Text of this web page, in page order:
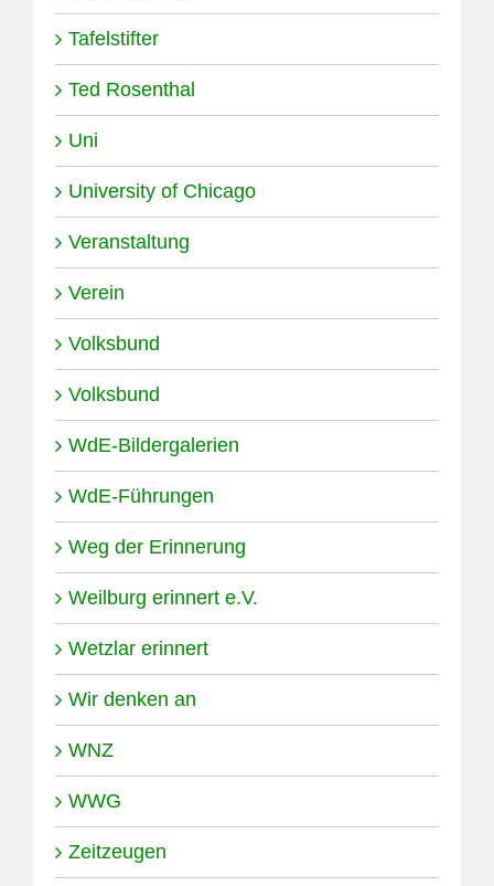
Tafelstifter
Ted Rosenthal
Uni
University of Chicago
Veranstaltung
Verein
Volksbund
Volksbund
WdE-Bildergalerien
WdE-Führungen
Weg der Erinnerung
Weilburg erinnert e.V.
Wetzlar erinnert
Wir denken an
WNZ
WWG
Zeitzeugen